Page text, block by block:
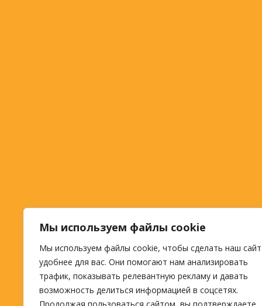
Мы используем файлы cookie
Мы используем файлы cookie, чтобы сделать наш сайт
удобнее для вас. Они помогают нам анализировать
трафик, показывать релевантную рекламу и давать
возможность делиться информацией в соцсетях.